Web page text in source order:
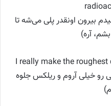
بیرون اونقدر پلی می‌شه تا
آره)
I really make the
رو خیلی آروم و ریلکس جلوه